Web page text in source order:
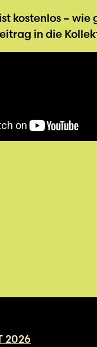
2026
kostenlos –
in die